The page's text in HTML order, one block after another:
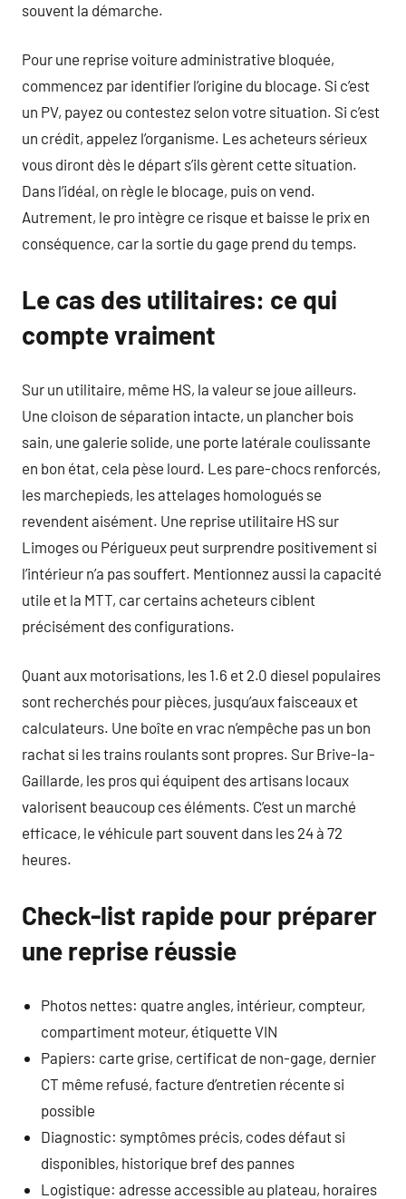
souvent la démarche.
Pour une reprise voiture administrative bloquée,
commencez par identifier l’origine du blocage. Si c’est
un PV, payez ou contestez selon votre situation. Si c’est
un crédit, appelez l’organisme. Les acheteurs sérieux
vous diront dès le départ s’ils gèrent cette situation.
Dans l’idéal, on règle le blocage, puis on vend.
Autrement, le pro intègre ce risque et baisse le prix en
conséquence, car la sortie du gage prend du temps.
Le cas des utilitaires: ce qui
compte vraiment
Sur un utilitaire, même HS, la valeur se joue ailleurs.
Une cloison de séparation intacte, un plancher bois
sain, une galerie solide, une porte latérale coulissante
en bon état, cela pèse lourd. Les pare-chocs renforcés,
les marchepieds, les attelages homologués se
revendent aisément. Une reprise utilitaire HS sur
Limoges ou Périgueux peut surprendre positivement si
l’intérieur n’a pas souffert. Mentionnez aussi la capacité
utile et la MTT, car certains acheteurs ciblent
précisément des configurations.
Quant aux motorisations, les 1.6 et 2.0 diesel populaires
sont recherchés pour pièces, jusqu’aux faisceaux et
calculateurs. Une boîte en vrac n’empêche pas un bon
rachat si les trains roulants sont propres. Sur Brive-la-
Gaillarde, les pros qui équipent des artisans locaux
valorisent beaucoup ces éléments. C’est un marché
efficace, le véhicule part souvent dans les 24 à 72
heures.
Check-list rapide pour préparer
une reprise réussie
Photos nettes: quatre angles, intérieur, compteur,
compartiment moteur, étiquette VIN
Papiers: carte grise, certificat de non-gage, dernier
CT même refusé, facture d’entretien récente si
possible
Diagnostic: symptômes précis, codes défaut si
disponibles, historique bref des pannes
Logistique: adresse accessible au plateau, horaires